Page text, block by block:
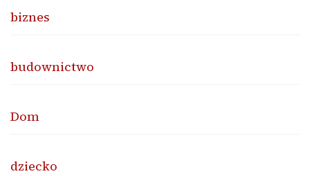
biznes
budownictwo
Dom
dziecko